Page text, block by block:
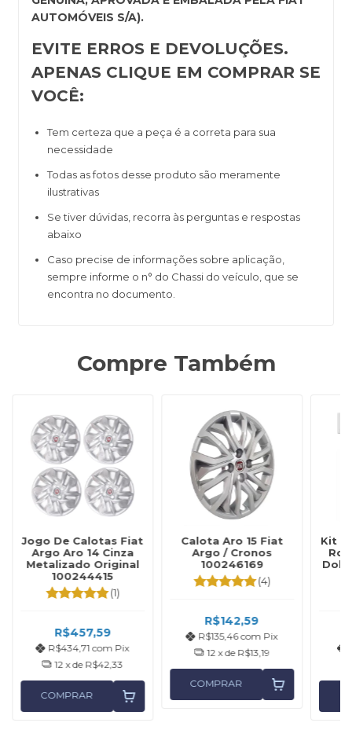
AUTOMÓVEIS S/A).
EVITE ERROS E DEVOLUÇÕES.
APENAS CLIQUE EM COMPRAR SE
VOCÊ:
Tem certeza que a peça é a correta para sua
necessidade
Todas as fotos desse produto são meramente
ilustrativas
Se tiver dúvidas, recorra às perguntas e respostas
abaixo
Caso precise de informações sobre aplicação,
sempre informe o n° do Chassi do veículo, que se
encontra no documento.
Compre Também
Jogo De Calotas Fiat
Argo Aro 14 Cinza
Metalizado Original
100244415
(1)
R$457,59
R$434,71com Pix
12 x de R$42,33
COMPRAR
Calota Aro 15 Fiat
Argo / Cronos
100246169
(4)
R$142,59
R$135,46com Pix
12 x de R$13,19
COMPRAR
Kit